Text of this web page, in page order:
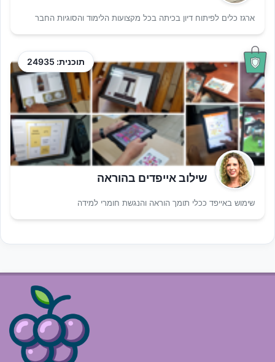
ארגז כלים לפיתוח דיון בכיתה בכל מקצועות הלימוד והסוגיות החבר
תוכנית: 24935
שילוב אייפדים בהוראה
שימוש באייפד ככלי תומך הוראה והנגשת חומרי למידה